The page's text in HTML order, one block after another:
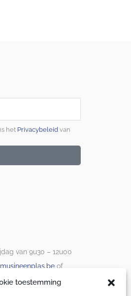
toestemming
het Privacybeleid van
van 9u30 – 12u00
of